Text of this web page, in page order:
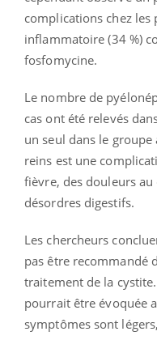
complications chez les
inflammatoire (34 %)
fosfomycine.
Le nombre de
cas ont été relevés
un seul dans le
reins est une
fièvre, des douleurs
désordres digestifs.
Les chercheurs
pas être recommandé
traitement de la
pourrait être évoquée
symptômes sont